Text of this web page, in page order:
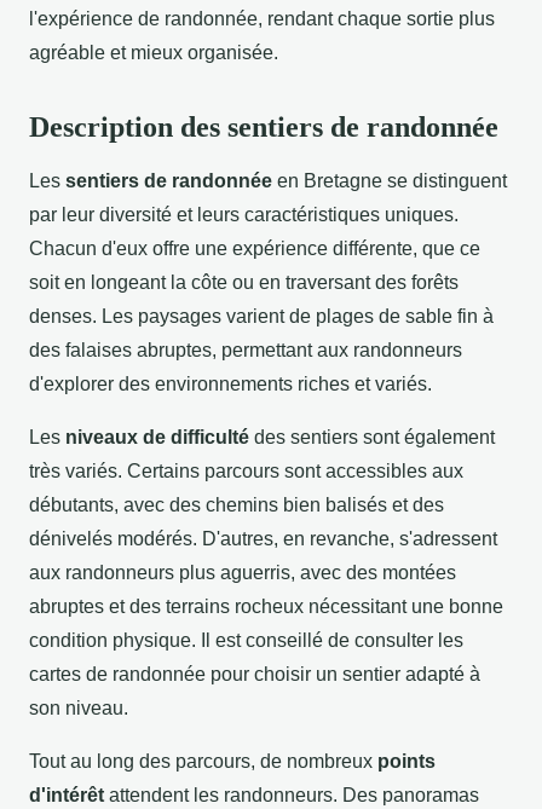
l'expérience de randonnée, rendant chaque sortie plus
agréable et mieux organisée.
Description des sentiers de randonnée
Les sentiers de randonnée en Bretagne se distinguent
par leur diversité et leurs caractéristiques uniques.
Chacun d'eux offre une expérience différente, que ce
soit en longeant la côte ou en traversant des forêts
denses. Les paysages varient de plages de sable fin à
des falaises abruptes, permettant aux randonneurs
d'explorer des environnements riches et variés.
Les niveaux de difficulté des sentiers sont également
très variés. Certains parcours sont accessibles aux
débutants, avec des chemins bien balisés et des
dénivelés modérés. D'autres, en revanche, s'adressent
aux randonneurs plus aguerris, avec des montées
abruptes et des terrains rocheux nécessitant une bonne
condition physique. Il est conseillé de consulter les
cartes de randonnée pour choisir un sentier adapté à
son niveau.
Tout au long des parcours, de nombreux points
d'intérêt attendent les randonneurs. Des panoramas